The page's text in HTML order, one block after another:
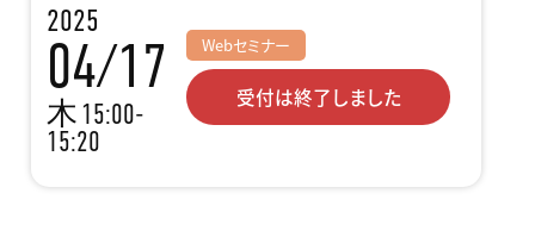
2025
04/17
木15:00-
15:20
Webセミナー
受付は終了しました